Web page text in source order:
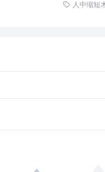
人中缩短